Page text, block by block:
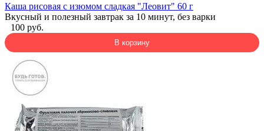
Каша рисовая с изюмом сладкая "Леовит" 60 г
Вкусный и полезный завтрак за 10 минут, без варки
100 руб.
В корзину